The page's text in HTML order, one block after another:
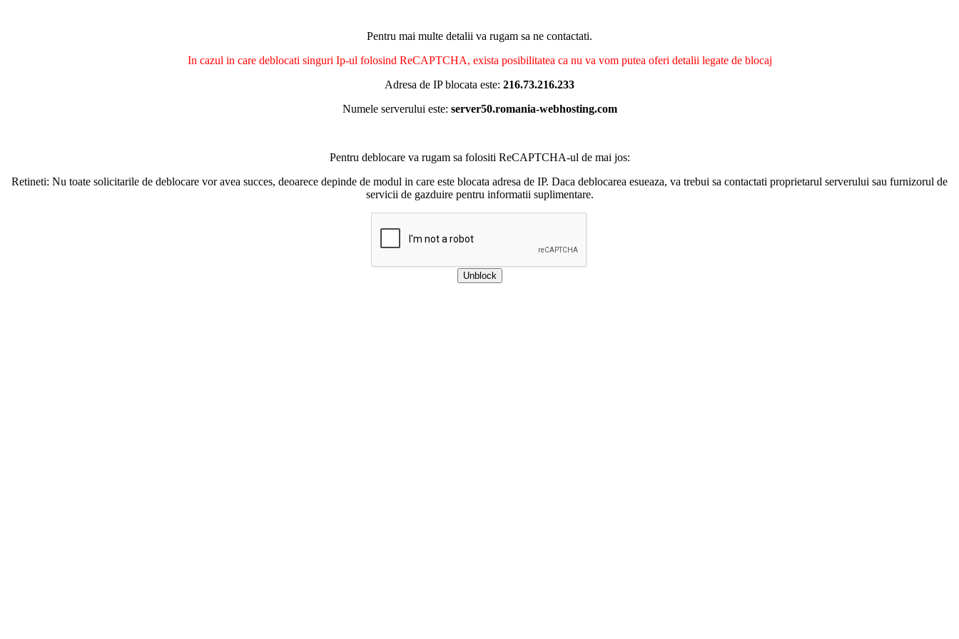
Pentru mai multe detalii va rugam sa ne contactati.
In cazul in care deblocati singuri Ip-ul folosind ReCAPTCHA, exista posibilitatea ca nu va vom putea oferi detalii legate de blocaj
Adresa de IP blocata este: 216.73.216.233
Numele serverului este: server50.romania-webhosting.com
Pentru deblocare va rugam sa folositi ReCAPTCHA-ul de mai jos:
Retineti: Nu toate solicitarile de deblocare vor avea succes, deoarece depinde de modul in care este blocata adresa de IP. Daca deblocarea esueaza, va trebui sa contactati proprietarul serverului sau furnizorul de
servicii de gazduire pentru informatii suplimentare.